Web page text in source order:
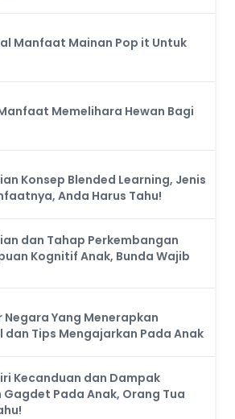
Manfaat Mainan Pop it Untuk
Memelihara Hewan Bagi
Konsep Blended Learning, Jenis
Anda Harus Tahu!
dan Tahap Perkembangan
Kognitif Anak, Bunda Wajib
Negara Yang Menerapkan
dan Tips Mengajarkan Pada Anak
Kecanduan dan Dampak
Gagdet Pada Anak, Orang Tua